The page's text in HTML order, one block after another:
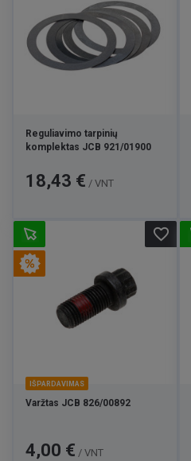
Reguliavimo tarpinių
komplektas JCB 921/01900
Kaina
18,43 € / VNT
IŠPARDAVIMAS
Varžtas JCB 826/00892
Kaina
4,00 € / VNT
favorite_border